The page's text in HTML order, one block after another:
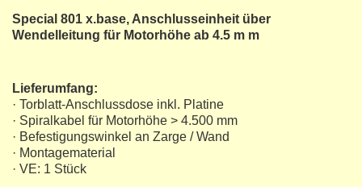
Special 801 x.base, Anschlusseinheit über
Wendelleitung für Motorhöhe ab 4.5 m m
Lieferumfang:
· Torblatt-Anschlussdose inkl. Platine
· Spiralkabel für Motorhöhe > 4.500 mm
· Befestigungswinkel an Zarge / Wand
· Montagematerial
· VE: 1 Stück